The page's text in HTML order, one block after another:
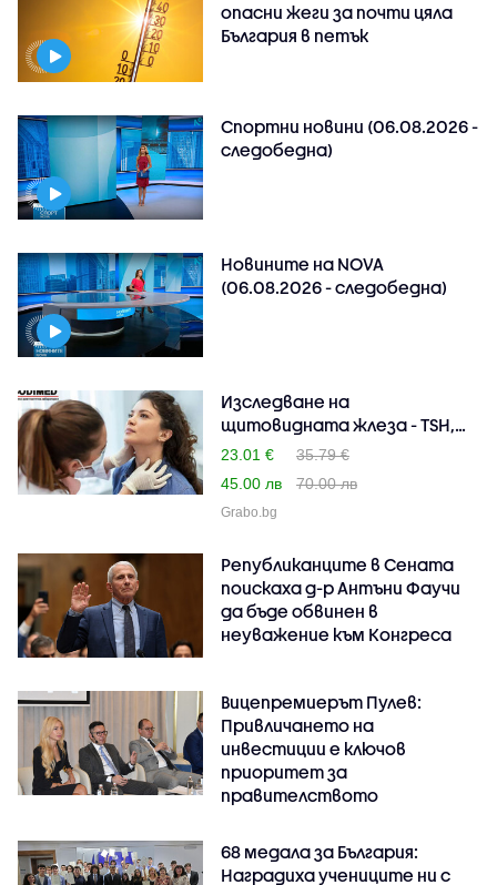
опасни жеги за почти цяла
България в петък
Спортни новини (06.08.2026 -
следобедна)
Новините на NOVA
(06.08.2026 - следобедна)
Изследване на
щитовидната жлеза - TSH,
FT3, ..
23.01 €
35.79 €
45.00 лв
70.00 лв
Grabo.bg
Републиканците в Сената
поискаха д-р Антъни Фаучи
да бъде обвинен в
неуважение към Конгреса
Вицепремиерът Пулев:
Привличането на
инвестиции е ключов
приоритет за
правителството
68 медала за България:
Наградиха учениците ни с